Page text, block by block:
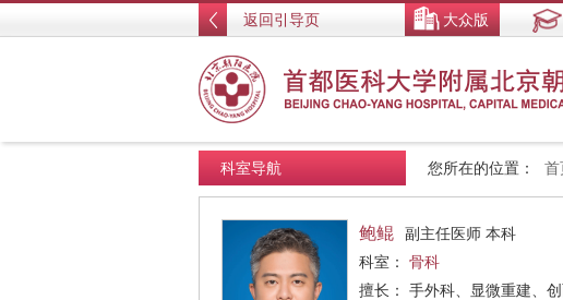
返回引导页 大众版
您所在的位置： 首
科室导航
鲍鲲
副主任医师 本科
科室： 骨科
擅长： 手外科、显微重建、